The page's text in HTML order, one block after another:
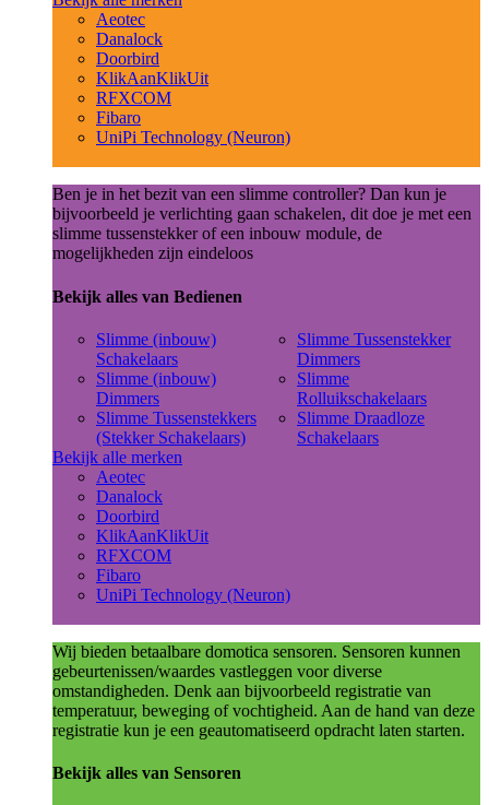
Aeotec
Danalock
Doorbird
KlikAanKlikUit
RFXCOM
Fibaro
UniPi Technology (Neuron)
Ben je in het bezit van een slimme controller? Dan kun je
bijvoorbeeld je verlichting gaan schakelen, dit doe je met een
slimme tussenstekker of een inbouw module, de
mogelijkheden zijn eindeloos
Bekijk alles van Bedienen
Slimme (inbouw)
Schakelaars
Slimme (inbouw)
Dimmers
Slimme Tussenstekkers
(Stekker Schakelaars)
Slimme Tussenstekker
Dimmers
Slimme
Rolluikschakelaars
Slimme Draadloze
Schakelaars
Bekijk alle merken
Aeotec
Danalock
Doorbird
KlikAanKlikUit
RFXCOM
Fibaro
UniPi Technology (Neuron)
Wij bieden betaalbare domotica sensoren. Sensoren kunnen
gebeurtenissen/waardes vastleggen voor diverse
omstandigheden. Denk aan bijvoorbeeld registratie van
temperatuur, beweging of vochtigheid. Aan de hand van deze
registratie kun je een geautomatiseerd opdracht laten starten.
Bekijk alles van Sensoren